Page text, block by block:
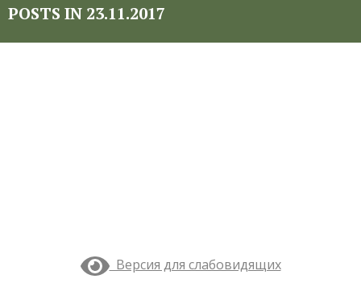
POSTS IN 23.11.2017
Версия для слабовидящих